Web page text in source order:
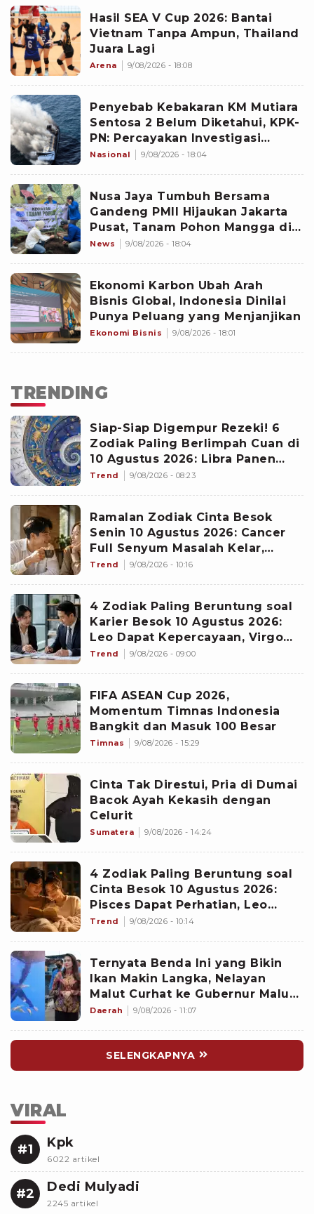
Hasil SEA V Cup 2026: Bantai
Vietnam Tanpa Ampun, Thailand
Juara Lagi
Arena 9/08/2026 - 18:08
Penyebab Kebakaran KM Mutiara
Sentosa 2 Belum Diketahui, KPK-
PN: Percayakan Investigasi
kepada KNKT
Nasional 9/08/2026 - 18:04
Nusa Jaya Tumbuh Bersama
Gandeng PMII Hijaukan Jakarta
Pusat, Tanam Pohon Mangga di
Mangga Dua
News 9/08/2026 - 18:04
Ekonomi Karbon Ubah Arah
Bisnis Global, Indonesia Dinilai
Punya Peluang yang Menjanjikan
Ekonomi Bisnis 9/08/2026 - 18:01
TRENDING
Siap-Siap Digempur Rezeki! 6
Zodiak Paling Berlimpah Cuan di
10 Agustus 2026: Libra Panen
Proyek Emas
Trend 9/08/2026 - 08:23
Ramalan Zodiak Cinta Besok
Senin 10 Agustus 2026: Cancer
Full Senyum Masalah Kelar,
Scorpio Awas Terprovokasi
Trend 9/08/2026 - 10:16
4 Zodiak Paling Beruntung soal
Karier Besok 10 Agustus 2026:
Leo Dapat Kepercayaan, Virgo
Makin Diperhitungkan
Trend 9/08/2026 - 09:00
FIFA ASEAN Cup 2026,
Momentum Timnas Indonesia
Bangkit dan Masuk 100 Besar
Timnas 9/08/2026 - 15:29
Cinta Tak Direstui, Pria di Dumai
Bacok Ayah Kekasih dengan
Celurit
Sumatera 9/08/2026 - 14:24
4 Zodiak Paling Beruntung soal
Cinta Besok 10 Agustus 2026:
Pisces Dapat Perhatian, Leo
Makin Dekat dengan Si Dia
Trend 9/08/2026 - 10:14
Ternyata Benda Ini yang Bikin
Ikan Makin Langka, Nelayan
Malut Curhat ke Gubernur Malut
Sherly Tjoanda soal Rumpon
Daerah 9/08/2026 - 11:07
SELENGKAPNYA
VIRAL
#1 Kpk
6022 artikel
#2 Dedi Mulyadi
2245 artikel